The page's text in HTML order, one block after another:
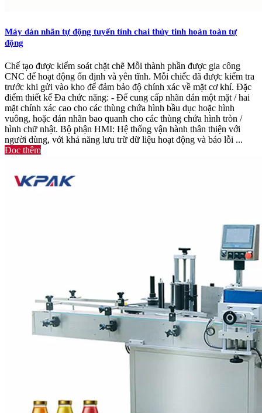
Máy dán nhãn tự động tuyến tính chai thủy tinh hoàn toàn tự
động
Chế tạo được kiểm soát chặt chẽ Mỗi thành phần được gia công
CNC để hoạt động ổn định và yên tĩnh. Mỗi chiếc đã được kiểm tra
trước khi gửi vào kho để đảm bảo độ chính xác về mặt cơ khí. Đặc
điểm thiết kế Đa chức năng: - Để cung cấp nhãn dán một mặt / hai
mặt chính xác cao cho các thùng chứa hình bầu dục hoặc hình
vuông, hoặc dán nhãn bao quanh cho các thùng chứa hình tròn /
hình chữ nhật. Bộ phận HMI: Hệ thống vận hành thân thiện với
người dùng, với khả năng lưu trữ dữ liệu hoạt động và báo lỗi ...
Đọc thêm